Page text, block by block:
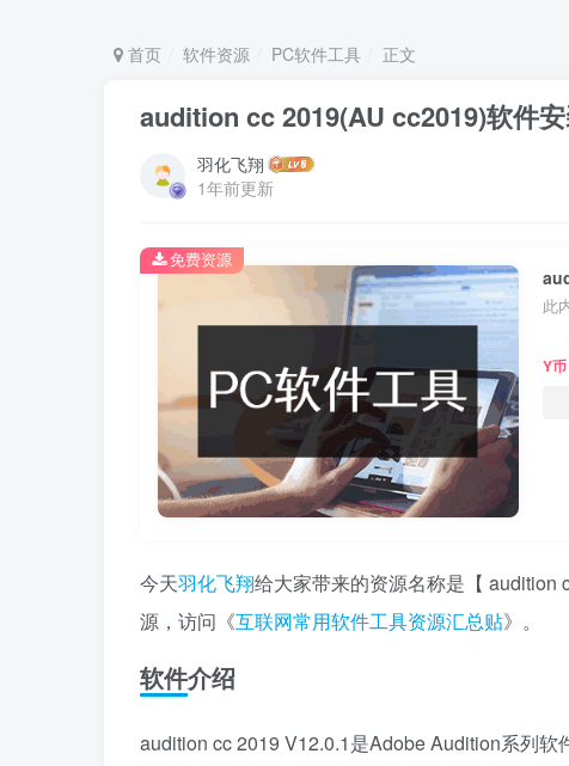
首页 软件资源 PC软件工具 正文
audition cc 2019(AU cc2019)软件
羽化飞翔
1年前更新
此
Y币
免费资源
今天羽化飞翔给大家带来的资源名称是【 audition
源，访问《互联网常用软件工具资源汇总贴》。
软件介绍
audition cc 2019 V12.0.1是Adobe Audition系列